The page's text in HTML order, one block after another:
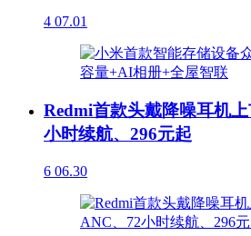
4 07.01
Redmi首款头戴降噪耳机
小时续航、296元起
6 06.30